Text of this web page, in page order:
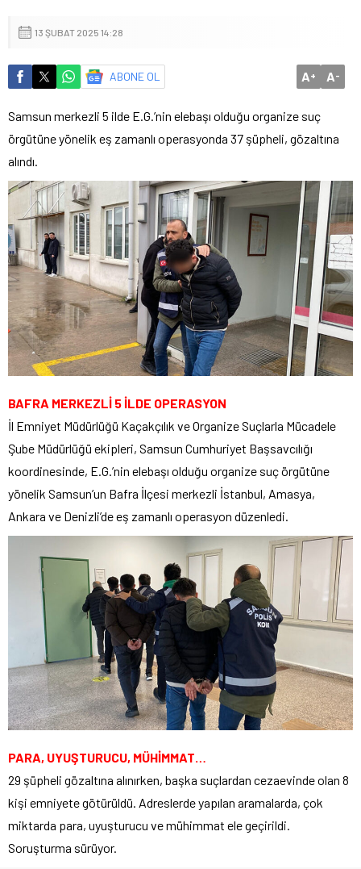
13 ŞUBAT 2025 14:28
ABONE OL A+ A-
Samsun merkezli 5 ilde E.G.’nin elebaşı olduğu organize suç
örgütüne yönelik eş zamanlı operasyonda 37 şüpheli, gözaltına
alındı.
BAFRA MERKEZLİ 5 İLDE OPERASYON
İl Emniyet Müdürlüğü Kaçakçılık ve Organize Suçlarla Mücadele
Şube Müdürlüğü ekipleri, Samsun Cumhuriyet Başsavcılığı
koordinesinde, E.G.’nin elebaşı olduğu organize suç örgütüne
yönelik Samsun’un Bafra İlçesi merkezli İstanbul, Amasya,
Ankara ve Denizli’de eş zamanlı operasyon düzenledi.
PARA, UYUŞTURUCU, MÜHİMMAT…
29 şüpheli gözaltına alınırken, başka suçlardan cezaevinde olan 8
kişi emniyete götürüldü. Adreslerde yapılan aramalarda, çok
miktarda para, uyuşturucu ve mühimmat ele geçirildi.
Soruşturma sürüyor.